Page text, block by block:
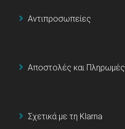
Αντιπροσωπείες
Αποστολές και Πληρωμές
Σχετικά με τη Klarna